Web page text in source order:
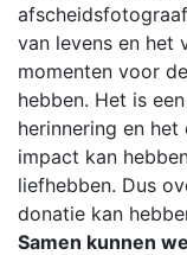
van levens en het
momenten voor
hebben. Het is
herinnering en
impact kan
liefhebben. Dus
donatie kan
Samen kunnen